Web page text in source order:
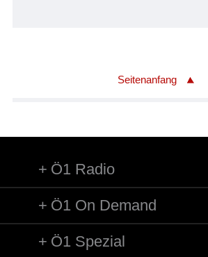
Seitenanfang
Ö1 Radio
Ö1 On Demand
Ö1 Spezial